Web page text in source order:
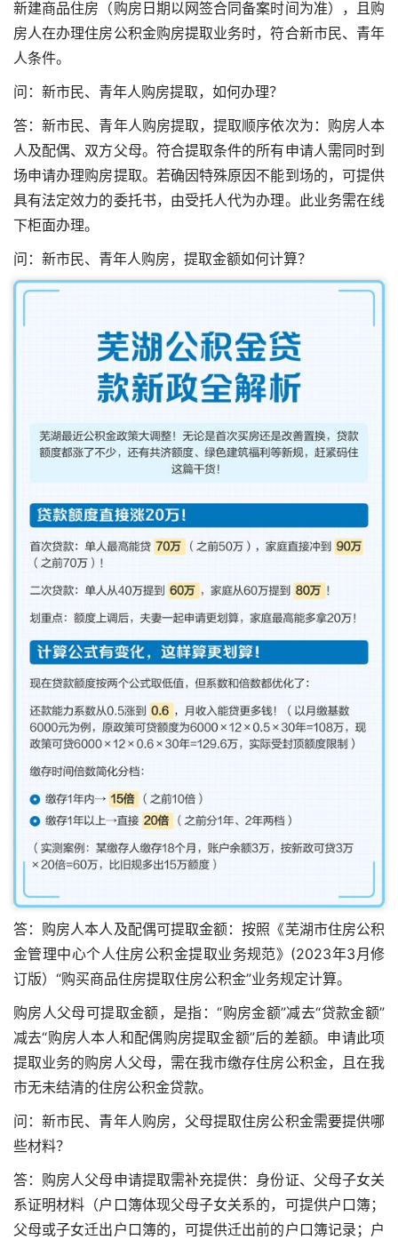
新建商品住房（购房日期以网签合同备案时间为准），且购
房人在办理住房公积金购房提取业务时，符合新市民、青年
人条件。
问：新市民、青年人购房提取，如何办理？
答：新市民、青年人购房提取，提取顺序依次为：购房人本
人及配偶、双方父母。符合提取条件的所有申请人需同时到
场申请办理购房提取。若确因特殊原因不能到场的，可提供
具有法定效力的委托书，由受托人代为办理。此业务需在线
下柜面办理。
问：新市民、青年人购房，提取金额如何计算？
答：购房人本人及配偶可提取金额：按照《芜湖市住房公积
金管理中心个人住房公积金提取业务规范》(2023年3月修
订版）“购买商品住房提取住房公积金”业务规定计算。
购房人父母可提取金额，是指：“购房金额”减去“贷款金额”
减去“购房人本人和配偶购房提取金额”后的差额。申请此项
提取业务的购房人父母，需在我市缴存住房公积金，且在我
市无未结清的住房公积金贷款。
问：新市民、青年人购房，父母提取住房公积金需要提供哪
些材料？
答：购房人父母申请提取需补充提供：身份证、父母子女关
系证明材料（户口簿体现父母子女关系的，可提供户口簿；
父母或子女迁出户口簿的，可提供迁出前的户口簿记录；户